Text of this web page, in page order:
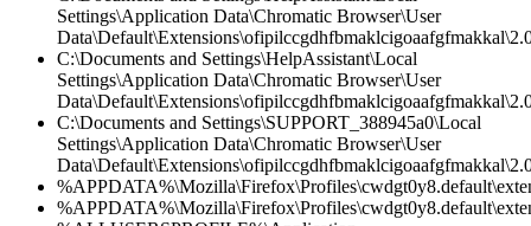
Settings\Application Data\Chromatic Browser\User
C:\Documents and Settings\HelpAssistant\Local
Settings\Application Data\Chromatic Browser\User
C:\Documents and Settings\SUPPORT_388945a0\Local
Settings\Application Data\Chromatic Browser\User